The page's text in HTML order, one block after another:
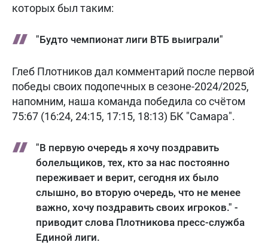
которых был таким:
"Будто чемпионат лиги ВТБ выиграли"
Глеб Плотников дал комментарий после первой
победы своих подопечных в сезоне-2024/2025,
напомним, наша команда победила со счётом
75:67 (16:24, 24:15, 17:15, 18:13) БК "Самара".
"В первую очередь я хочу поздравить
болельщиков, тех, кто за нас постоянно
переживает и верит, сегодня их было
слышно, во вторую очередь, что не менее
важно, хочу поздравить своих игроков." -
приводит слова Плотникова пресс-служба
Единой лиги.